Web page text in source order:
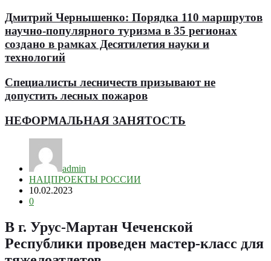
Дмитрий Чернышенко: Порядка 110 маршрутов
научно-популярного туризма в 35 регионах
создано в рамках Десятилетия науки и
технологий
Специалисты лесничеств призывают не
допустить лесных пожаров
НЕФОРМАЛЬНАЯ ЗАНЯТОСТЬ
admin
НАЦПРОЕКТЫ РОССИИ
10.02.2023
0
В г. Урус-Мартан Чеченской
Республики проведен мастер-класс для